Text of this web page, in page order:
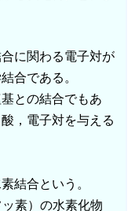
に関わる電子対が
合である。
との結合でもあ
，電子対を与える
結合という。
素）の水素化物